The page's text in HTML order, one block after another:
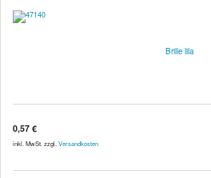
Brille lila
0,57 €
inkl. MwSt. zzgl. Versandkosten